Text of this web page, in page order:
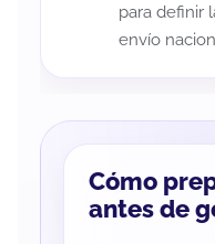
para definir
envío
Cómo
antes de